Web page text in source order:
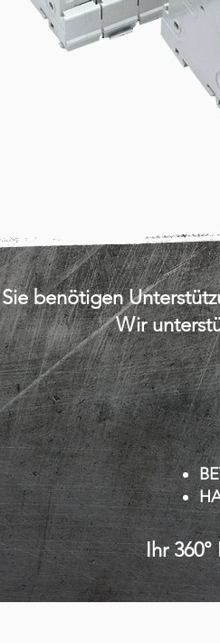
Sie benötigen
Wir
Ihr